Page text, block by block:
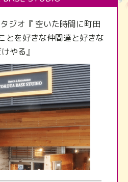
ジオ『 空いた時間に町田
とを好きな仲間達と好きな
やる』